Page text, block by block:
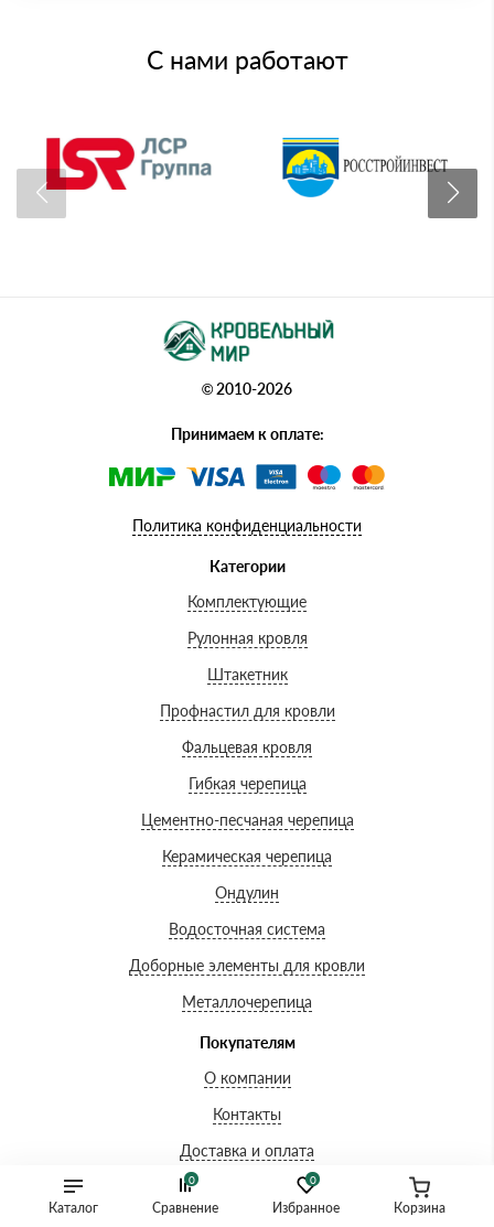
Каталог
0
Избранное
0
Сравнение Корзина
С нами работают
© 2010-2026
Принимаем к оплате:
Политика конфиденциальности
Категории
Комплектующие
Рулонная кровля
Штакетник
Профнастил для кровли
Фальцевая кровля
Гибкая черепица
Цементно-песчаная черепица
Керамическая черепица
Ондулин
Водосточная система
Доборные элементы для кровли
Металлочерепица
Покупателям
О компании
Контакты
Доставка и оплата
Вопросы-ответы